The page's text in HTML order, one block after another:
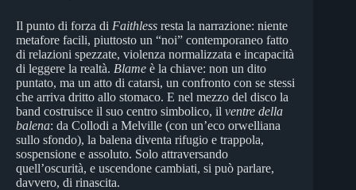
Il punto di forza di Faithless resta la narrazione: niente
metafore facili, piuttosto un “noi” contemporaneo fatto
di relazioni spezzate, violenza normalizzata e incapacità
di leggere la realtà. Blame è la chiave: non un dito
puntato, ma un atto di catarsi, un confronto con se stessi
che arriva dritto allo stomaco. E nel mezzo del disco la
band costruisce il suo centro simbolico, il ventre della
balena: da Collodi a Melville (con un’eco orwelliana
sullo sfondo), la balena diventa rifugio e trappola,
sospensione e assoluto. Solo attraversando
quell’oscurità, e uscendone cambiati, si può parlare,
davvero, di rinascita.